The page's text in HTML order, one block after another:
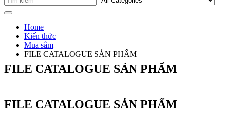
Home
Kiến thức
Mua sắm
FILE CATALOGUE SẢN PHẨM
FILE CATALOGUE SẢN PHẨM
FILE CATALOGUE SẢN PHẨM